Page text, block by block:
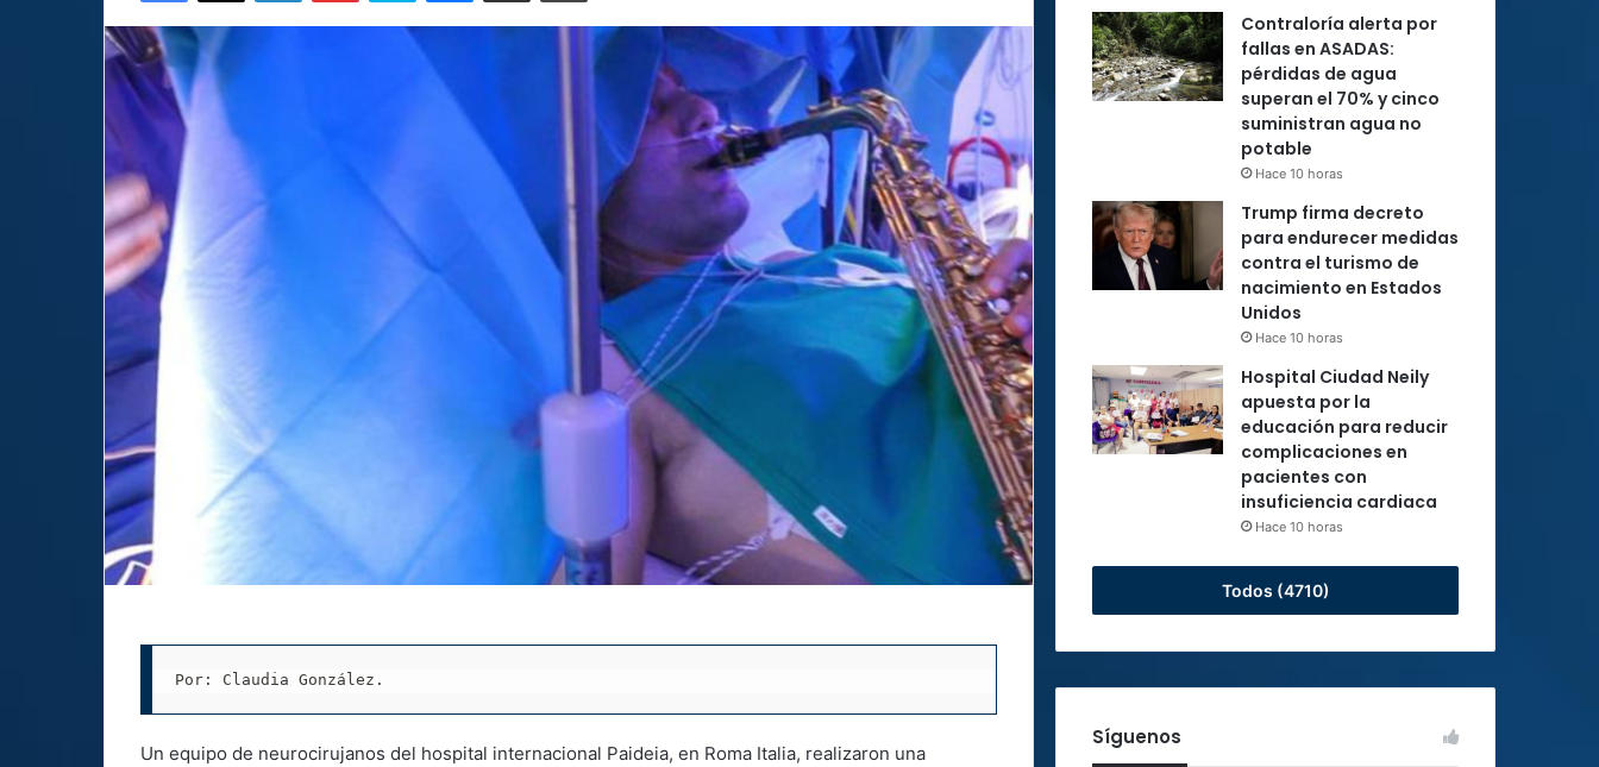
Por: Claudia González.
Un equipo de neurocirujanos del hospital internacional Paideia, en Roma Italia, realizaron una
Contraloría alerta por
fallas en ASADAS:
pérdidas de agua
superan el 70% y cinco
suministran agua no
potable
Hace 10 horas
Trump firma decreto
para endurecer medidas
contra el turismo de
nacimiento en Estados
Unidos
Hace 10 horas
Hospital Ciudad Neily
apuesta por la
educación para reducir
complicaciones en
pacientes con
insuficiencia cardiaca
Hace 10 horas
Todos (4710)
Síguenos